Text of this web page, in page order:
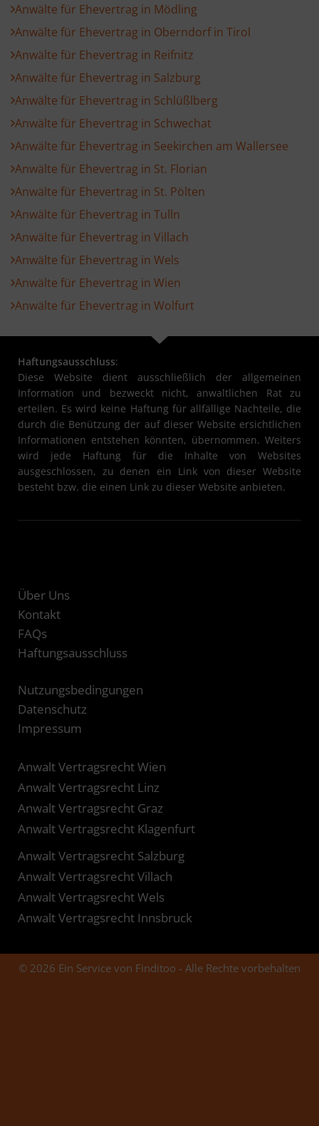
Anwälte für Ehevertrag in Mödling
Anwälte für Ehevertrag in Oberndorf in Tirol
Anwälte für Ehevertrag in Reifnitz
Anwälte für Ehevertrag in Salzburg
Anwälte für Ehevertrag in Schlüßlberg
Anwälte für Ehevertrag in Schwechat
Anwälte für Ehevertrag in Seekirchen am Wallersee
Anwälte für Ehevertrag in St. Florian
Anwälte für Ehevertrag in St. Pölten
Anwälte für Ehevertrag in Tulln
Anwälte für Ehevertrag in Villach
Anwälte für Ehevertrag in Wels
Anwälte für Ehevertrag in Wien
Anwälte für Ehevertrag in Wolfurt
Haftungsausschluss:
Diese Website dient ausschließlich der allgemeinen
Information und bezweckt nicht, anwaltlichen Rat zu
erteilen. Es wird keine Haftung für allfällige Nachteile, die
durch die Benützung der auf dieser Website ersichtlichen
Informationen entstehen könnten, übernommen. Weiters
wird jede Haftung für die Inhalte von Websites
ausgeschlossen, zu denen ein Link von dieser Website
besteht bzw. die einen Link zu dieser Website anbieten.
Über Uns
Kontakt
FAQs
Haftungsausschluss
Nutzungsbedingungen
Datenschutz
Impressum
Anwalt Vertragsrecht Wien
Anwalt Vertragsrecht Linz
Anwalt Vertragsrecht Graz
Anwalt Vertragsrecht Klagenfurt
Anwalt Vertragsrecht Salzburg
Anwalt Vertragsrecht Villach
Anwalt Vertragsrecht Wels
Anwalt Vertragsrecht Innsbruck
© 2026 Ein Service von Finditoo - Alle Rechte vorbehalten